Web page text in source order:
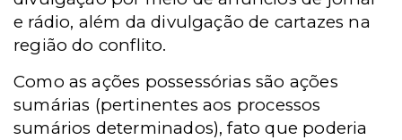
e rádio, além da divulgação de cartazes na
região do conflito.
Como as ações possessórias são ações
sumárias (pertinentes aos processos
sumários determinados), fato que poderia